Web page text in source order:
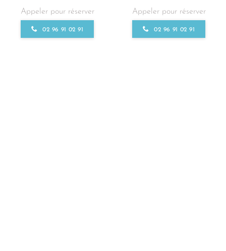
Appeler pour réserver
02 96 91 02 91
Appeler pour réserver
02 96 91 02 91